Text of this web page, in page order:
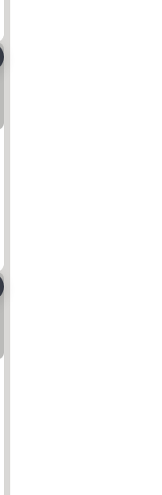
aos favoritos
aos favoritos